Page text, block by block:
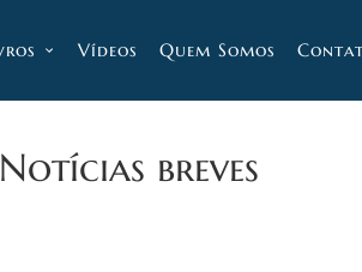
Vídeos Quem Somos
breves